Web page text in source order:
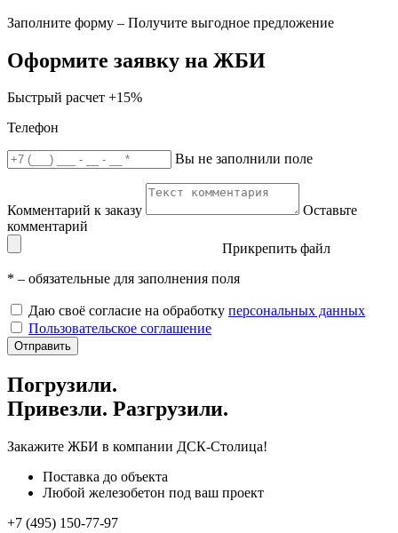
Заполните форму – Получите выгодное предложение
Оформите заявку на ЖБИ
Быстрый расчет +15%
Телефон
Вы не заполнили поле
Комментарий к заказу
Оставьте
комментарий
Прикрепить файл
* – обязательные для заполнения поля
Даю своё согласие на обработку персональных данных
Пользовательское соглашение
Отправить
Погрузили.
Привезли. Разгрузили.
Закажите ЖБИ в компании ДСК-Столица!
Поставка до объекта
Любой железобетон под ваш проект
+7 (495) 150-77-97